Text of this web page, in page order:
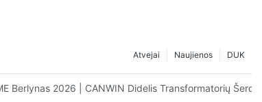
DUK
Naujienos
Atvejai
Klientų Apsilankymas CANWIN!
Berlynas 2026 | CANWIN Didelis Transformatorių